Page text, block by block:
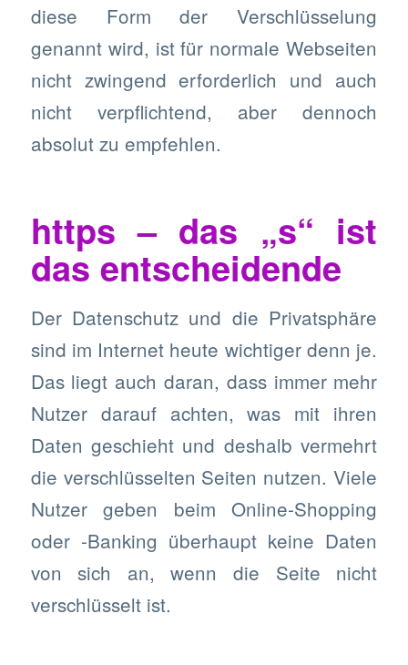
diese Form der Verschlüsselung
genannt wird, ist für normale Webseiten
nicht zwingend erforderlich und auch
nicht verpflichtend, aber dennoch
absolut zu empfehlen.
https – das „s“ ist
das entscheidende
Der Datenschutz und die Privatsphäre
sind im Internet heute wichtiger denn je.
Das liegt auch daran, dass immer mehr
Nutzer darauf achten, was mit ihren
Daten geschieht und deshalb vermehrt
die verschlüsselten Seiten nutzen. Viele
Nutzer geben beim Online-Shopping
oder -Banking überhaupt keine Daten
von sich an, wenn die Seite nicht
verschlüsselt ist.